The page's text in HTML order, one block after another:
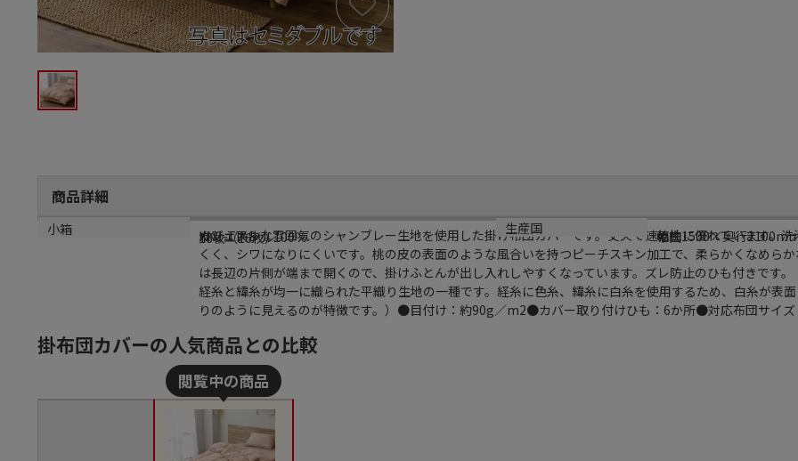
商品詳細
商品説明
カジュアルな雰囲気のシャンブレー生地を使用した掛け布団カバーです。丈夫で速乾性に優れています。洗
くく、シワになりにくいです。桃の皮の表面のような風合いを持つピーチスキン加工で、柔らかくなめら
は長辺の片側が端まで開くので、掛けふとんが出し入れしやすくなっています。ズレ防止のひも付きです。
経糸と緯糸が均一に織られた平織り生地の一種です。経糸に色糸、緯糸に白糸を使用するため、白糸が表
りのように見えるのが特徴です。）●目付け：約90g／m2●カバー取り付けひも：6か所●対応布団サイ
メーカー品番
KKC-TP-S
サイズ
幅約1500×奥行
材質
ポリエステル100％
生産国
中国
小箱
16枚（16枚）
掛布団カバーの人気商品との比較